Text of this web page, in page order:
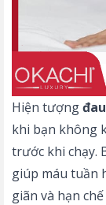
Hiện tượng
khi bạn không
trước khi chạy.
giúp máu tuần
giãn và hạn